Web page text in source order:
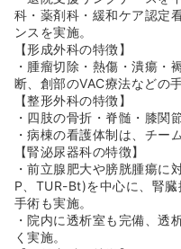
科・薬剤科・緩和ケア認定
ンスを実施。
【形成外科の特徴】
・腫瘤切除・熱傷・潰瘍・
断、創部のVAC療法などの
【整形外科の特徴】
・四肢の骨折・脊髄・膝関
・病棟の看護体制は、チー
【腎泌尿器科の特徴】
・前立腺肥大や膀胱腫瘍に
P、TUR-Bt)を中心に、腎
手術も実施。
・院内に透析室も完備、透
く実施。